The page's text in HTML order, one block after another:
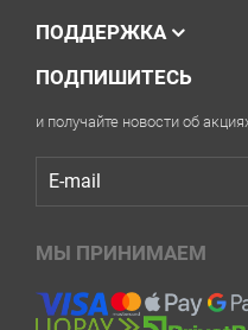
ПОДДЕРЖКА
ПОДПИШИТЕСЬ
и получайте новости об
МЫ ПРИНИМАЕМ